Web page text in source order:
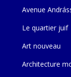
Avenue
Le quartier juif
Art nouveau
Architecture